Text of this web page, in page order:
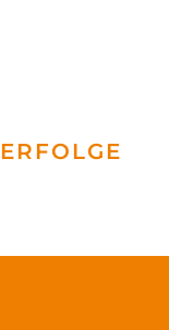
ERFOLGE